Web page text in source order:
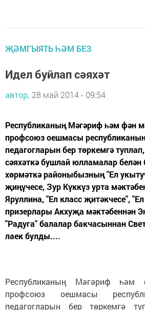
ҖӘМГЫЯТЬ ҺӘМ БЕЗ
Идел буйлап сәяхәт
автор, 28 май 2014 - 09:54
Республиканың Мәгәриф һәм фән
профсоюз оешмасы
педагогларын бер төркемгә
сәяхәткә бушлай юлламалар
хөрмәткә районыбызның "Ел
җиңүчесе, Зур Күккүз урта
Яруллина, "Ел класс җитәкчесе",
призерлары Акхуҗа мәктәбеннән
"Радуга" балалар бакчасыннан
лаек булды....
Республиканың Мәгәриф һәм
профсоюз оешмасы
педагогларын бер төркемгә